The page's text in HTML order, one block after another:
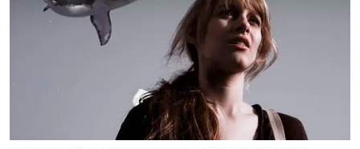
‘สว.สมชาย’ แนะ ‘เพื่อไทย’ เลื่อนโหวตนายก ลั่น หาก
ตัด ‘ก้าวไกล’ ทิ้ง พร้อมโหวตให้แน่นอน
พิธากล่าว แม้ไม่มีอำนาจในการบริหาร แต่ประชาชนจะ
ไม่ผิดหวังที่เลือกก้าวไกล…